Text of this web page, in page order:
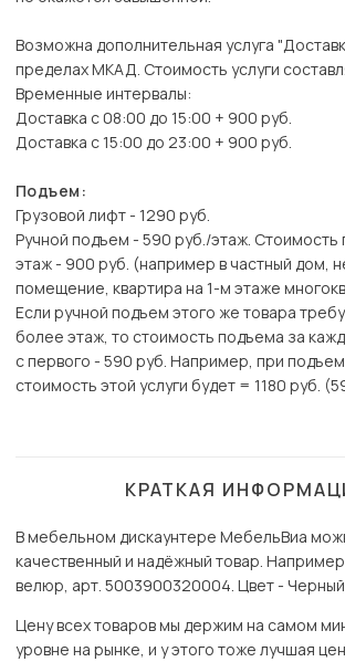
Возможна дополнительная услуга
пределах МКАД. Стоимость услуги
Временные интервалы:
Доставка с 08:00 до 15:00 + 900 руб.
Доставка с 15:00 до 23:00 + 900 руб.
Подъем:
Грузовой лифт - 1290 руб.
Ручной подъем - 590 руб./этаж. Стоимость
этаж - 900 руб. (например в частный дом,
помещение, квартира на 1-м этаже
Если ручной подъем этого же товара
более этаж, то стоимость подъема за
с первого - 590 руб. Например, при
стоимость этой услуги будет = 1180 руб.
КРАТКАЯ
В мебельном дискаунтере МебельВиа
качественный и надёжный товар.
велюр, арт. 5003900320004. Цвет -
Цену всех товаров мы держим на самом
уровне на рынке, и у этого тоже лучшая